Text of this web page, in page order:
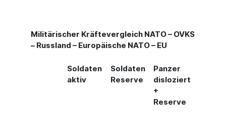
Militärischer Kräftevergleich NATO – OVKS
– Russland – Europäische NATO – EU
Soldaten
aktiv
Soldaten
Reserve
Panzer
disloziert
+
Reserve